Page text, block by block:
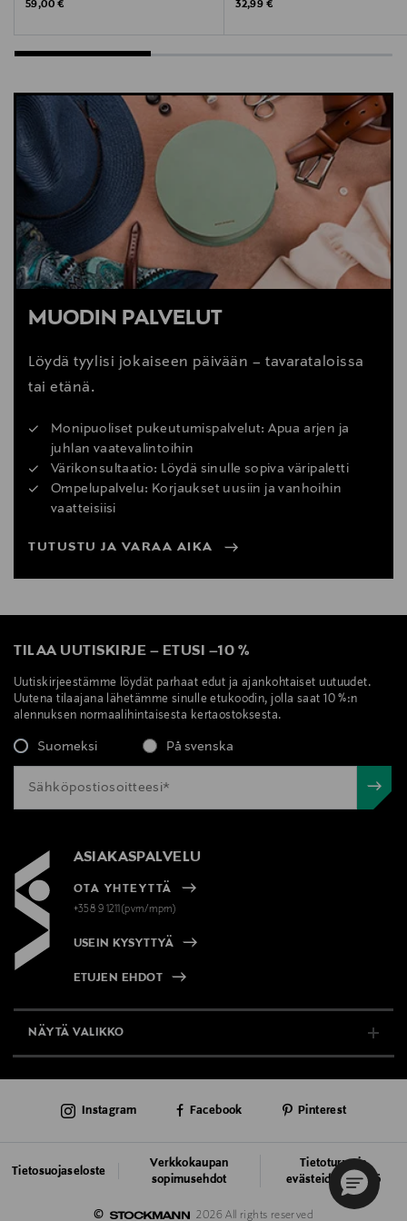
Original Price
59,00 €
Original Price
32,99 €
MUODIN PALVELUT
Löydä tyylisi jokaiseen päivään – tavarataloissa
tai etänä.
Monipuoliset pukeutumispalvelut: Apua arjen ja
juhlan vaatevalintoihin
Värikonsultaatio: Löydä sinulle sopiva väripaletti
Ompelupalvelu: Korjaukset uusiin ja vanhoihin
vaatteisiisi
TUTUSTU JA VARAA AIKA
TILAA UUTISKIRJE – ETUSI –10 %
Uutiskirjeestämme löydät parhaat edut ja ajankohtaiset uutuudet.
Uutena tilaajana lähetämme sinulle etukoodin, jolla saat 10 %:n
alennuksen normaalihintaisesta kertaostoksesta.
Suomeksi På svenska
ASIAKASPALVELU
OTA YHTEYTTÄ
+358 9 1211(pvm/mpm)
USEIN KYSYTTYÄ
ETUJEN EHDOT
NÄYTÄ VALIKKO
AJANKOHTAISTA
©
2026 All rights reserved
Tietosuojaseloste
Verkkokaupan
sopimusehdot
Tietoturva ja
evästeiden käyttö
Instagram Facebook Pinterest